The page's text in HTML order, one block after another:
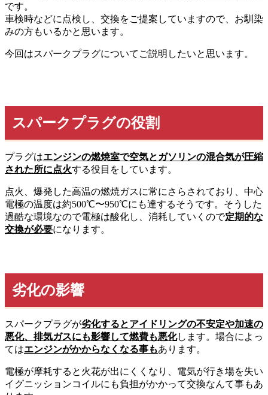
です。
車検時などに点検し、交換をご提案していますので、お馴染
みの方もいるかと思います。
今回はスパークプラグについてご説明したいと思います。
スパークプラグの役割
プラグはエンジンの燃焼室で空気とガソリンの混合気が圧縮
された所に点火する役目をしています。
点火、爆発した高温の燃焼ガスに常にさらされており、中心
電極の温度は約500℃〜950℃にも達するそうです。そうした
過酷な環境なので電極は酸化し、消耗していくので定期的な
交換が必要になります。
劣化の影響
スパークプラグが劣化するとアイドリングの不安定や加速の
悪化、排気ガスにも影響して燃費も悪化します。場合によっ
てはエンジンがかからなくなる事もあります。
電極が摩耗すると火花が出にくくなり、電気が行き場を失い
イグニッションコイルにも負担がかかって交換なんて事もあ